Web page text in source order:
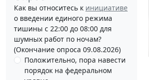
Как вы относитесь к инициативе
о введении единого режима
тишины с 22:00 до 08:00 для
шумных работ по ночам?
(Окончание опроса 09.08.2026)
Положительно, пора навести
порядок на федеральном